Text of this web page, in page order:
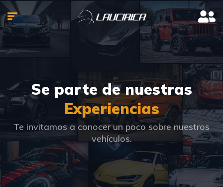
Se parte de nuestras
Experiencias
Te invitamos a conocer un poco sobre nuestros
vehículos.